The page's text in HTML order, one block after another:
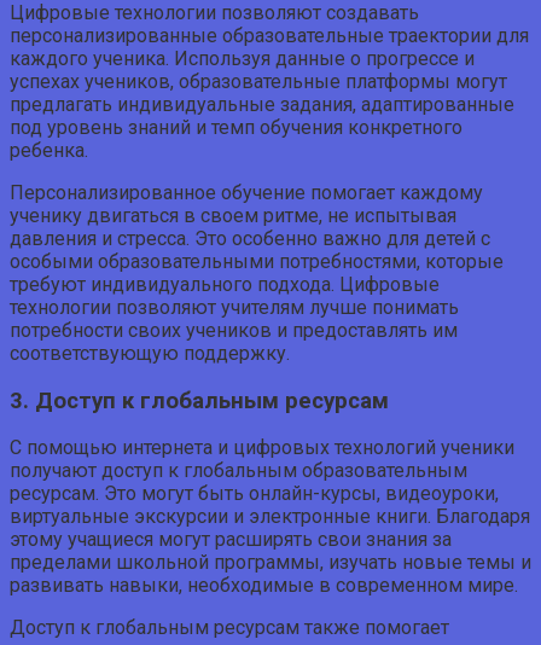
Цифровые технологии позволяют создавать
персонализированные образовательные траектории для
каждого ученика. Используя данные о прогрессе и
успехах учеников, образовательные платформы могут
предлагать индивидуальные задания, адаптированные
под уровень знаний и темп обучения конкретного
ребенка.
Персонализированное обучение помогает каждому
ученику двигаться в своем ритме, не испытывая
давления и стресса. Это особенно важно для детей с
особыми образовательными потребностями, которые
требуют индивидуального подхода. Цифровые
технологии позволяют учителям лучше понимать
потребности своих учеников и предоставлять им
соответствующую поддержку.
3. Доступ к глобальным ресурсам
С помощью интернета и цифровых технологий ученики
получают доступ к глобальным образовательным
ресурсам. Это могут быть онлайн-курсы, видеоуроки,
виртуальные экскурсии и электронные книги. Благодаря
этому учащиеся могут расширять свои знания за
пределами школьной программы, изучать новые темы и
развивать навыки, необходимые в современном мире.
Доступ к глобальным ресурсам также помогает